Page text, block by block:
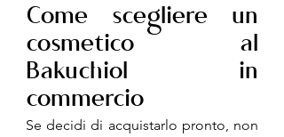
Come scegliere un
cosmetico al
Bakuchiol in
commercio
Se decidi di acquistarlo pronto, non